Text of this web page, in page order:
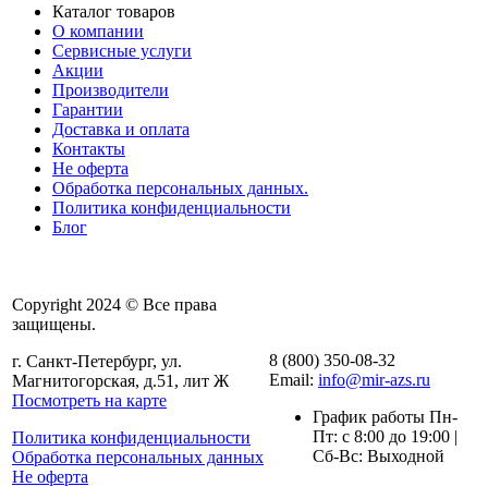
Каталог товаров
О компании
Сервисные услуги
Акции
Производители
Гарантии
Доставка и оплата
Контакты
Не оферта
Обработка персональных данных.
Политика конфиденциальности
Блог
Copyright 2024 © Все права
защищены.
г. Санкт-Петербург, ул.
Магнитогорская, д.51, лит Ж
Посмотреть на карте
Политика конфиденциальности
Обработка персональных данных
Не оферта
8 (800) 350-08-32
Email: info@mir-azs.ru
График работы Пн-
Пт: с 8:00 до 19:00 |
Сб-Вс: Выходной